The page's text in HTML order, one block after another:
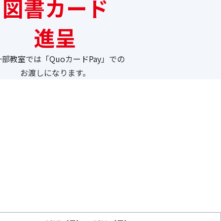
図書カード
進呈
教室では「QuoカードPay」での
お渡しになります。